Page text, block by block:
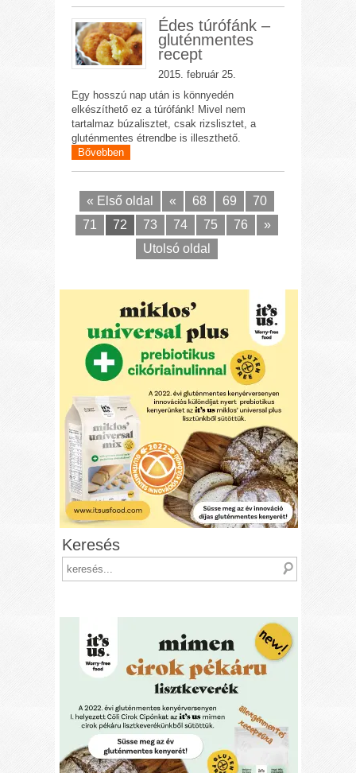
Édes túrófánk –
gluténmentes
recept
2015. február 25.
Egy hosszú nap után is könnyedén
elkészíthető ez a túrófánk! Mivel nem
tartalmaz búzalisztet, csak rizslisztet, a
gluténmentes étrendbe is illeszthető.
Bővebben
« Első oldal « 68 69
70
71
72 73 74 75 76
»
Utolsó oldal
Keresés